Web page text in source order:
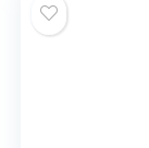
Schafe, Rinder
(Schwarz)